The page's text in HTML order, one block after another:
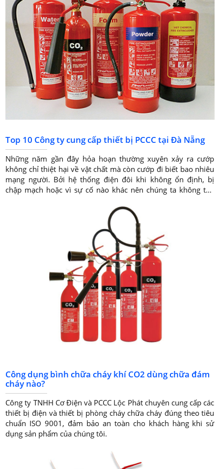
Top 10 Công ty cung cấp thiết bị PCCC tại Đà Nẵng
Những năm gần đây hỏa hoạn thường xuyên xảy ra cướp
không chỉ thiệt hại về vật chất mà còn cướp đi biết bao nhiêu
mạng người. Bởi hệ thống điện đôi khi không ổn định, bị
chập mạch hoặc vì sự cố nào khác nên chúng ta không thể
Công dụng bình chữa cháy khí CO2 dùng chữa đám
cháy nào?
Công ty TNHH Cơ Điện và PCCC Lộc Phát chuyên cung cấp các
thiết bị điện và thiết bị phòng cháy chữa cháy đúng theo tiêu
chuẩn ISO 9001, đảm bảo an toàn cho khách hàng khi sử
dụng sản phẩm của chúng tôi.